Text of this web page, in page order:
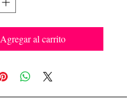
Agregar al carrito